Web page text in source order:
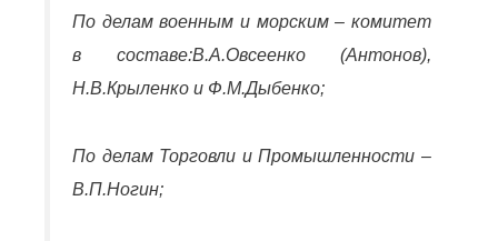
По делам военным и морским – комитет
в составе:В.А.Овсеенко (Антонов),
Н.В.Крыленко и Ф.М.Дыбенко;
По делам Торговли и Промышленности –
В.П.Ногин;